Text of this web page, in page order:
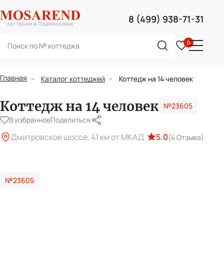
Поиск
сайту
0
0
8 (499) 938-71-31
Главная Каталог коттеджей Коттедж на 14 человек
Коттедж на 14 человек №23605
В избранноеПоделиться
Дмитровское шоссе, 41 км от МКАД 5.0(4 Отзыва)
№23605